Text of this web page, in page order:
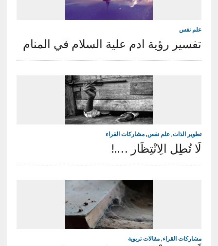
علم نفس
تفسير رؤية ادم علية السلام في المنام
تطوير الذات, علم نفس, مشاركات القراء
لَا تُطِل الِانْتِظَار ….!
مشاركات القراء, مقالات تربوية